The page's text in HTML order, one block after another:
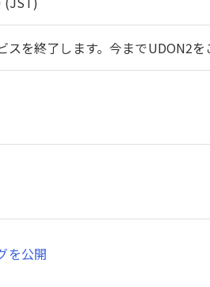
を終了します。今までUDON2を
を公開